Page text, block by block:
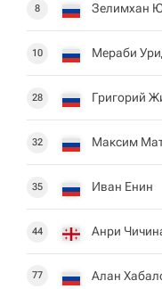
8 Зелимхан
10 Мераби
28 Григорий
32 Максим
35 Иван Енин
44 Анри
77 Алан